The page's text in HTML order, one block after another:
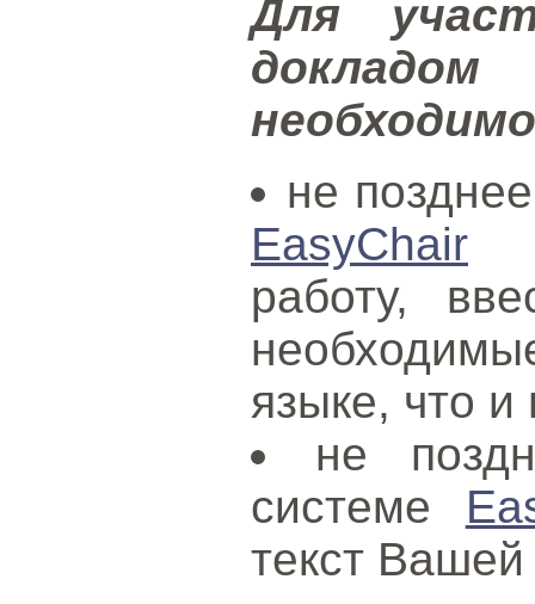
Для
необходимо
не
EasyChair
работу,
языке, что
не
системе
текст